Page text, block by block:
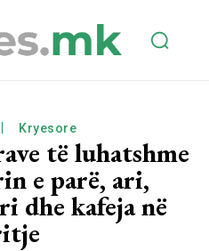
Kryesore
të luhatshme
e parë, ari,
dhe kafeja në